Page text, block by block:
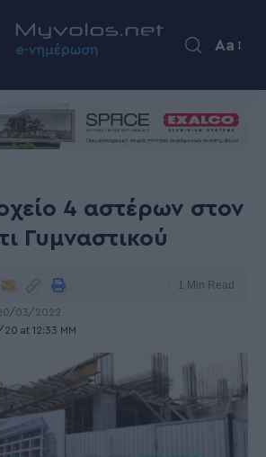
Aa
4 αστέρων στον
Γυμναστικού
at 12:33 ΜΜ
03/2022
1 Min Read